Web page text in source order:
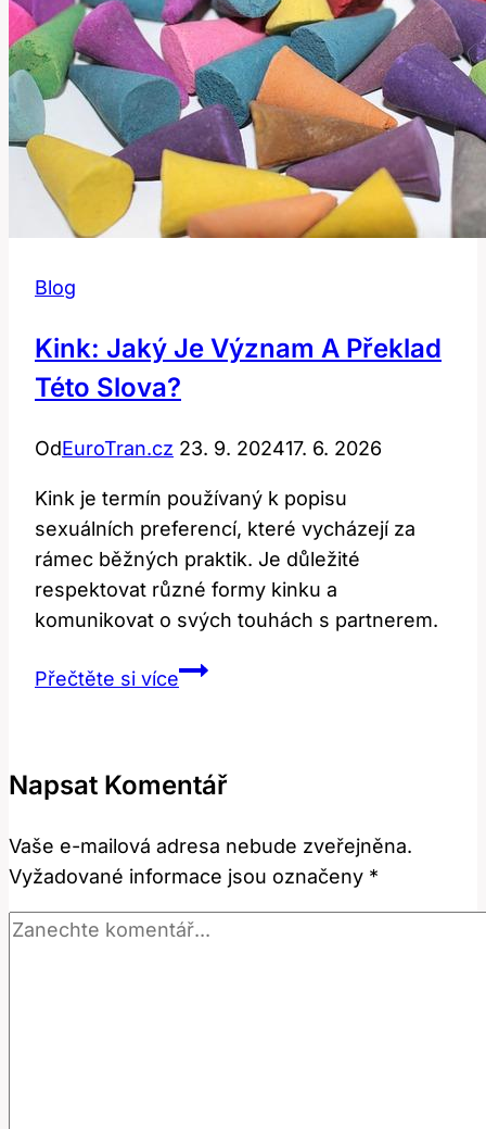
Blog
Kink: Jaký Je Význam A Překlad
Této Slova?
OdEuroTran.cz 23. 9. 202417. 6. 2026
Kink je termín používaný k popisu
sexuálních preferencí, které vycházejí za
rámec běžných praktik. Je důležité
respektovat různé formy kinku a
komunikovat o svých touhách s partnerem.
Přečtěte si víceKink:
a
Této
Slova?
Napsat Komentář
Vaše e-mailová adresa nebude zveřejněna.
Vyžadované informace jsou označeny *